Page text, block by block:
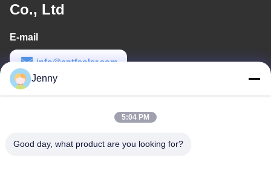
Co., Ltd
E-mail
info@cntfsolar.com
Orario di lavoro
Jenny
5:04 PM
Good day, what product are you looking for?